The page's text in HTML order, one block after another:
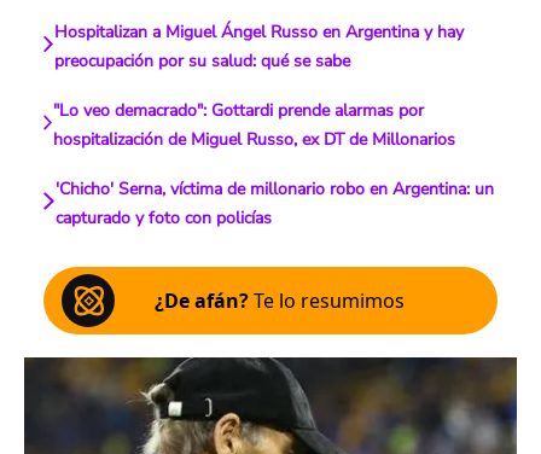
Hospitalizan a Miguel Ángel Russo en Argentina y hay
preocupación por su salud: qué se sabe
"Lo veo demacrado": Gottardi prende alarmas por
hospitalización de Miguel Russo, ex DT de Millonarios
'Chicho' Serna, víctima de millonario robo en Argentina: un
capturado y foto con policías
¿De afán?Te lo resumimos